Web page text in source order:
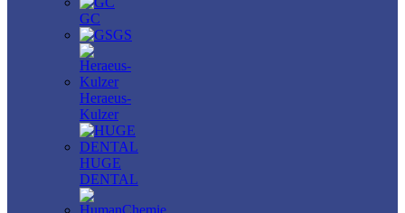
GC
GS
Heraeus-
Kulzer
HUGE
DENTAL